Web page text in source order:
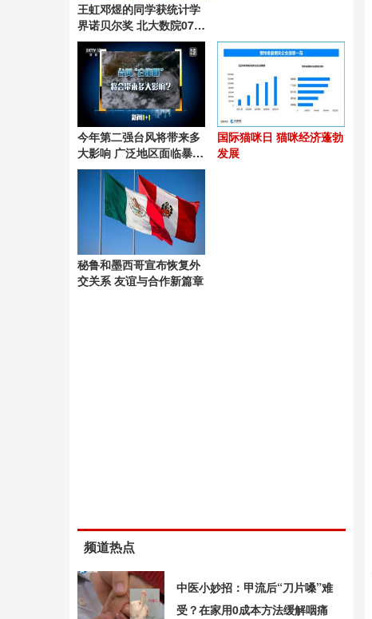
王虹邓煜的同学获统计学
界诺贝尔奖 北大数院07级
再添荣耀
今年第二强台风将带来多
大影响 广泛地区面临暴雨
考验
国际猫咪日 猫咪经济蓬勃
发展
秘鲁和墨西哥宣布恢复外
交关系 友谊与合作新篇章
频道热点
中医小妙招：甲流后“刀片嗓”难
受？在家用0成本方法缓解咽痛